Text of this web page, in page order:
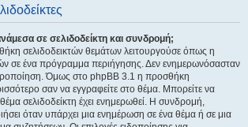
σε σελιδοδείκτη και συνδρομή;
σελιδοδεικτών θεμάτων λειτουργούσε όπως η
σε ένα πρόγραμμα περιήγησης. Δεν ενημερωνόσασταν
Όμως στο phpBB 3.1 η προσθήκη
σαν να εγγραφείτε στο θέμα. Μπορείτε να
σελιδοδείκτη έχει ενημερωθεί. Η συνδρομή,
όταν υπάρχει μια ενημέρωση σε ένα θέμα ή σε μια